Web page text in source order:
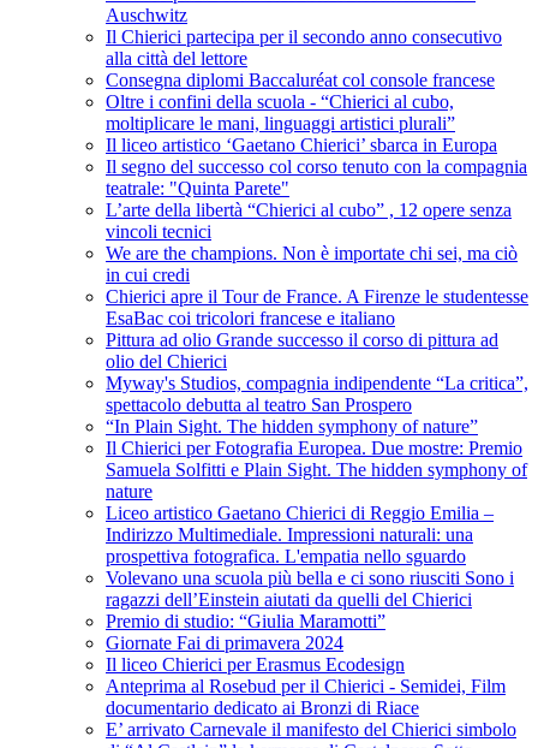
Auschwitz
Il Chierici partecipa per il secondo anno consecutivo
alla città del lettore
Consegna diplomi Baccaluréat col console francese
Oltre i confini della scuola - “Chierici al cubo,
moltiplicare le mani, linguaggi artistici plurali”
Il liceo artistico ‘Gaetano Chierici’ sbarca in Europa
Il segno del successo col corso tenuto con la compagnia
teatrale: "Quinta Parete"
L’arte della libertà “Chierici al cubo” , 12 opere senza
vincoli tecnici
We are the champions. Non è importate chi sei, ma ciò
in cui credi
Chierici apre il Tour de France. A Firenze le studentesse
EsaBac coi tricolori francese e italiano
Pittura ad olio Grande successo il corso di pittura ad
olio del Chierici
Myway's Studios, compagnia indipendente “La critica”,
spettacolo debutta al teatro San Prospero
“In Plain Sight. The hidden symphony of nature”
Il Chierici per Fotografia Europea. Due mostre: Premio
Samuela Solfitti e Plain Sight. The hidden symphony of
nature
Liceo artistico Gaetano Chierici di Reggio Emilia –
Indirizzo Multimediale. Impressioni naturali: una
prospettiva fotografica. L'empatia nello sguardo
Volevano una scuola più bella e ci sono riusciti Sono i
ragazzi dell’Einstein aiutati da quelli del Chierici
Premio di studio: “Giulia Maramotti”
Giornate Fai di primavera 2024
Il liceo Chierici per Erasmus Ecodesign
Anteprima al Rosebud per il Chierici - Semidei, Film
documentario dedicato ai Bronzi di Riace
E’ arrivato Carnevale il manifesto del Chierici simbolo